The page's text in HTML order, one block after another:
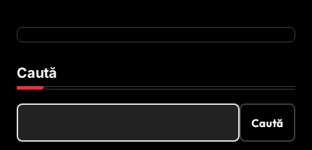
Caută
Caută